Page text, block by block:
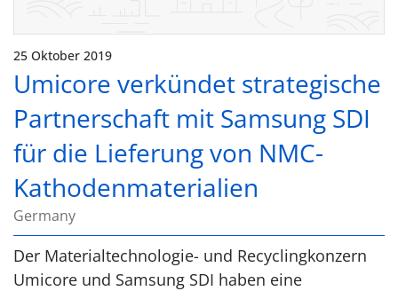
25 Oktober 2019
Umicore verkündet strategische
Partnerschaft mit Samsung SDI
für die Lieferung von NMC-
Kathodenmaterialien
Germany
Der Materialtechnologie- und Recyclingkonzern
Umicore und Samsung SDI haben eine